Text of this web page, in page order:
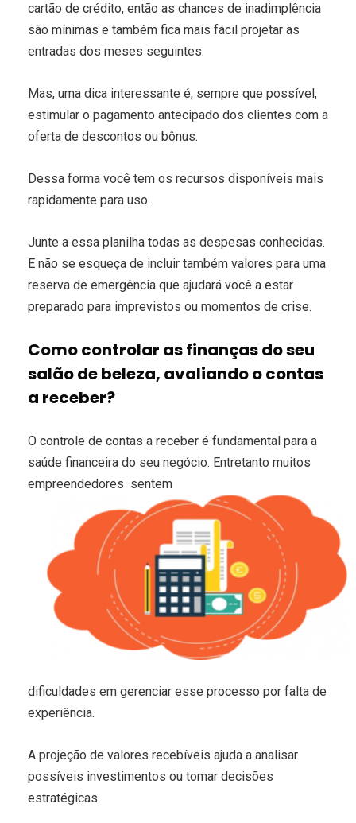
cartão de crédito, então as chances de inadimplência
são mínimas e também fica mais fácil projetar as
entradas dos meses seguintes.
Mas, uma dica interessante é, sempre que possível,
estimular o pagamento antecipado dos clientes com a
oferta de descontos ou bônus.
Dessa forma você tem os recursos disponíveis mais
rapidamente para uso.
Junte a essa planilha todas as despesas conhecidas.
E não se esqueça de incluir também valores para uma
reserva de emergência que ajudará você a estar
preparado para imprevistos ou momentos de crise.
Como controlar as finanças do seu
salão de beleza, avaliando o contas
a receber?
O controle de contas a receber é fundamental para a
saúde financeira do seu negócio. Entretanto muitos
empreendedores sentem
dificuldades em gerenciar esse processo por falta de
experiência.
A projeção de valores recebíveis ajuda a analisar
possíveis investimentos ou tomar decisões
estratégicas.